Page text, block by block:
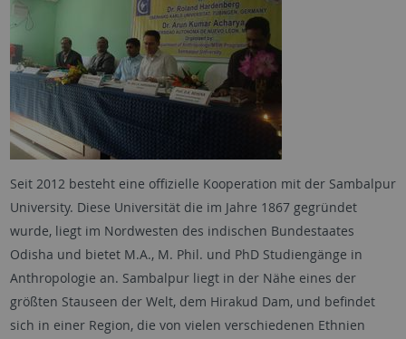
Seit 2012 besteht eine offizielle Kooperation mit der Sambalpur
University. Diese Universität die im Jahre 1867 gegründet
wurde, liegt im Nordwesten des indischen Bundestaates
Odisha und bietet M.A., M. Phil. und PhD Studiengänge in
Anthropologie an. Sambalpur liegt in der Nähe eines der
größten Stauseen der Welt, dem Hirakud Dam, und befindet
sich in einer Region, die von vielen verschiedenen Ethnien